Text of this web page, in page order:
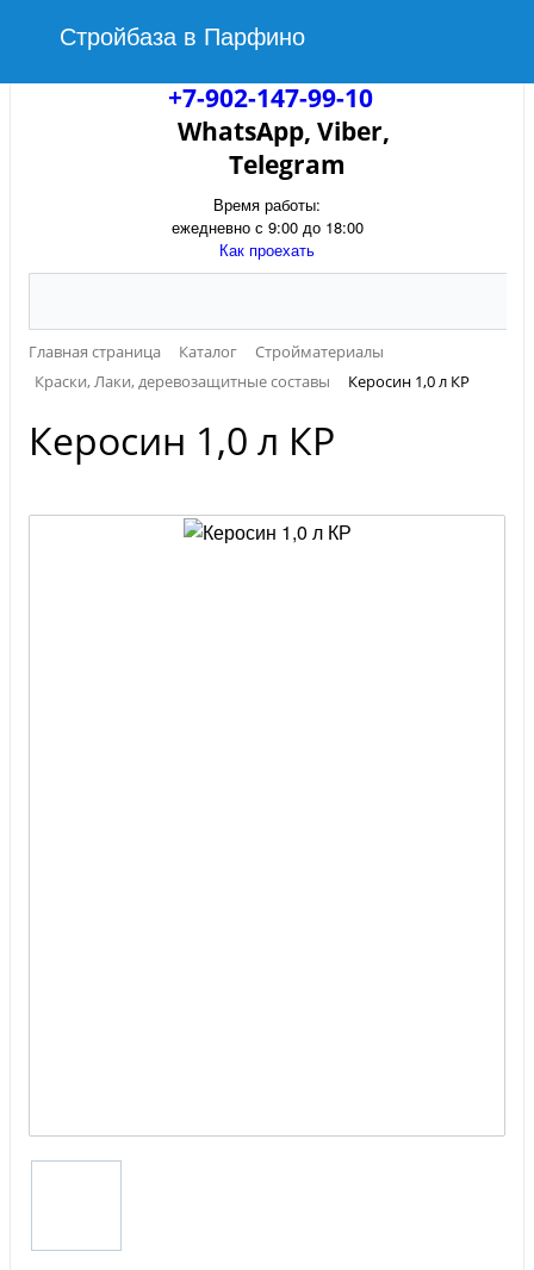
Стройбаза в Парфино
+7-902-147-99-10
WhatsApp, Viber,
Telegram
Время работы:
ежедневно с 9:00 до 18:00
Как проехать
Главная страница Каталог
Стройматериалы
Краски, Лаки, деревозащитные составы
Керосин 1,0 л КР
Керосин 1,0 л КР